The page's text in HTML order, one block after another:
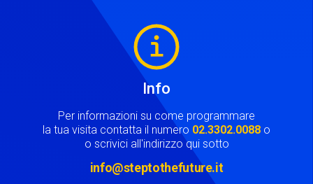
Info
Per informazioni su come programmare
la tua visita contatta il numero 02.3302.0088 o
o scrivici all'indirizzo qui sotto
info@steptothefuture.it